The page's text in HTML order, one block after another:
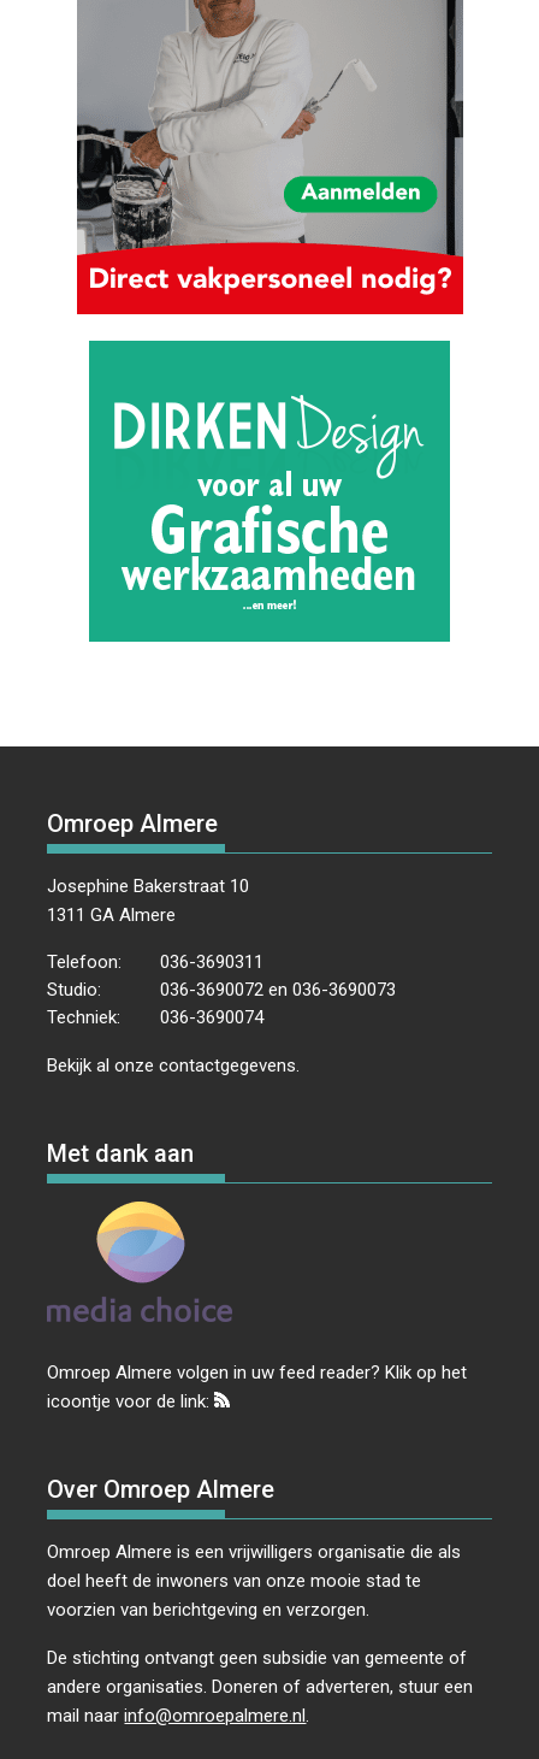
Omroep Almere
Josephine Bakerstraat 10
1311 GA Almere
Telefoon:
036-3690311
Studio:
036-3690072 en 036-3690073
Techniek:
036-3690074
Bekijk al onzecontactgegevens
Met dank aan
Omroep Almere volgen in uw feed reader? Klik op het
icoontje voor de link:
Over Omroep Almere
Omroep Almere is een vrijwilligers organisatie die als
doel heeft de inwoners van onze mooie stad te
voorzien van berichtgeving en verzorgen.
De stichting ontvangt geen subsidie van gemeente of
andere organisaties. Doneren of adverteren, stuur een
mail naarinfo@omroepalmere.nl.